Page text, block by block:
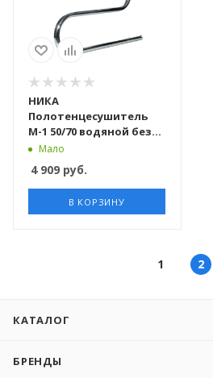
НИКА
Полотенцесушитель
М-1 50/70 водяной без
полки
Мало
4 909 руб.
В КОРЗИНУ
1 2
КАТАЛОГ
БРЕНДЫ